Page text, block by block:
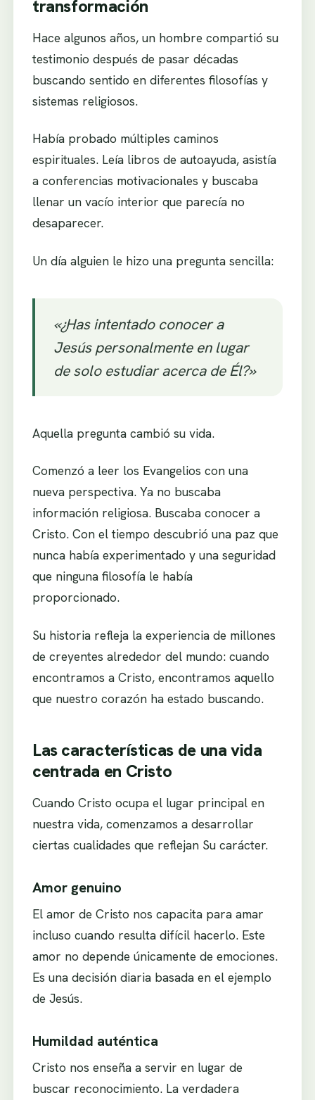
transformación
Hace algunos años, un hombre compartió su
testimonio después de pasar décadas
buscando sentido en diferentes filosofías y
sistemas religiosos.
Había probado múltiples caminos
espirituales. Leía libros de autoayuda, asistía
a conferencias motivacionales y buscaba
llenar un vacío interior que parecía no
desaparecer.
Un día alguien le hizo una pregunta sencilla:
«¿Has intentado conocer a
Jesús personalmente en lugar
de solo estudiar acerca de Él?»
Aquella pregunta cambió su vida.
Comenzó a leer los Evangelios con una
nueva perspectiva. Ya no buscaba
información religiosa. Buscaba conocer a
Cristo. Con el tiempo descubrió una paz que
nunca había experimentado y una seguridad
que ninguna filosofía le había
proporcionado.
Su historia refleja la experiencia de millones
de creyentes alrededor del mundo: cuando
encontramos a Cristo, encontramos aquello
que nuestro corazón ha estado buscando.
Las características de una vida
centrada en Cristo
Cuando Cristo ocupa el lugar principal en
nuestra vida, comenzamos a desarrollar
ciertas cualidades que reflejan Su carácter.
Amor genuino
El amor de Cristo nos capacita para amar
incluso cuando resulta difícil hacerlo. Este
amor no depende únicamente de emociones.
Es una decisión diaria basada en el ejemplo
de Jesús.
Humildad auténtica
Cristo nos enseña a servir en lugar de
buscar reconocimiento. La verdadera